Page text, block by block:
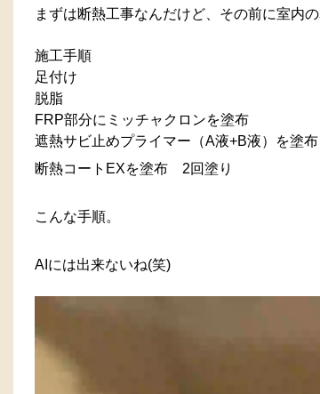
まずは断熱工事なんだけど、その前に室内
施工手順
足付け
脱脂
FRP部分にミッチャクロンを塗布
遮熱サビ止めプライマー（A液+B液）を塗布
断熱コートEXを塗布 2回塗り
こんな手順。
AIには出来ないね(笑)
プ